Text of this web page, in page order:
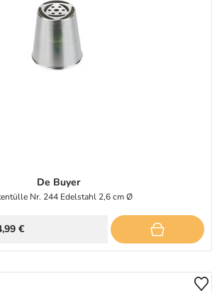
De Buyer
Nr. 244 Edelstahl 2,6 cm Ø
€